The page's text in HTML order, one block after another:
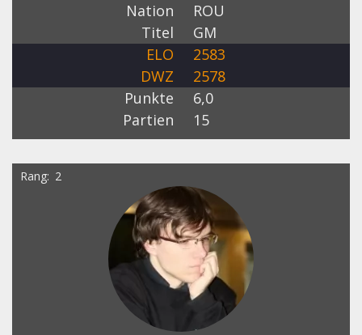
Nation
ROU
Titel
GM
ELO
2583
DWZ
2578
Punkte
6,0
Partien
15
Rang 2